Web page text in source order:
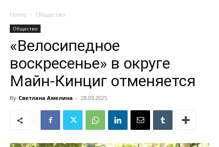
Home Общество
Общество
«Велосипедное
воскресенье» в округе
Майн-Кинциг отменяется
By Светлана Амелина - 28.03.2025